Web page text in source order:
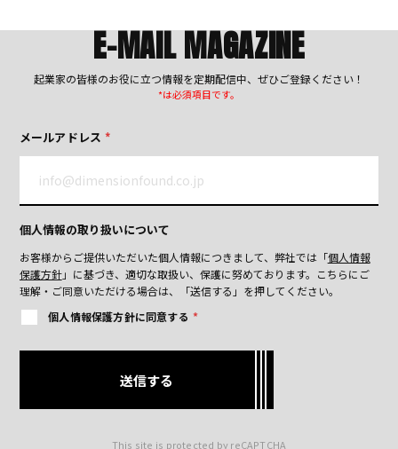
E-MAIL MAGAZINE
起業家の皆様のお役に立つ情報を定期配信中、ぜひご登録ください！
*は必須項目です。
メールアドレス *
個人情報の取り扱いについて
お客様からご提供いただいた個人情報につきまして、弊社では「個人情報
保護方針」に基づき、適切な取扱い、保護に努めております。 こちらにご
理解・ご同意いただける場合は、「送信する」を押してください。
個人情報保護方針に同意する *
This site is protected by reCAPTCHA